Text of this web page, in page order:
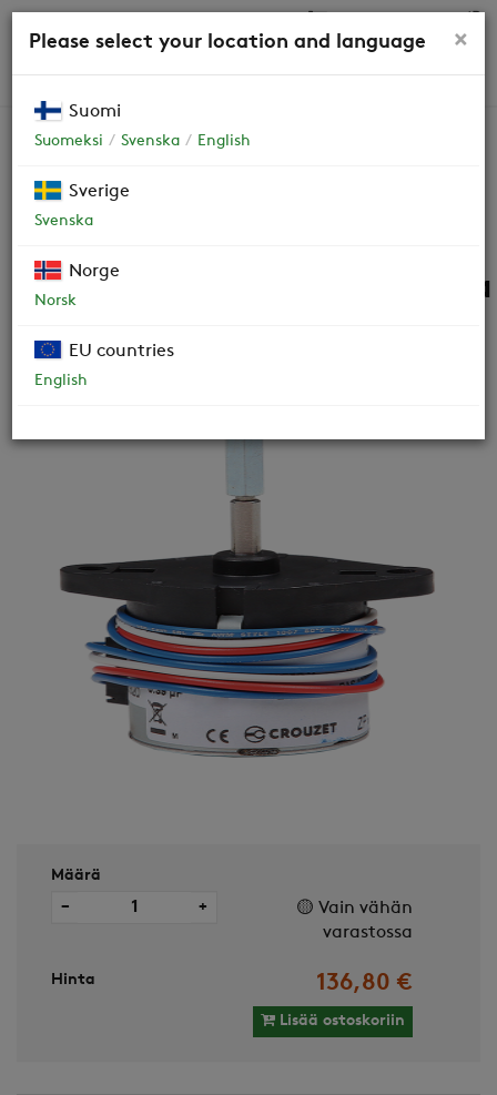
Synkronimoottoripaketti
ennen 2011, musta 7 s ajoaika
Määrä
− +
🟡 Vain vähän
varastossa
Hinta 136,80 €
Lisää ostoskoriin
×
Please select your location and language
Suomi
Suomeksi Svenska English
Sverige
Svenska
Norge
Norsk
EU countries
English